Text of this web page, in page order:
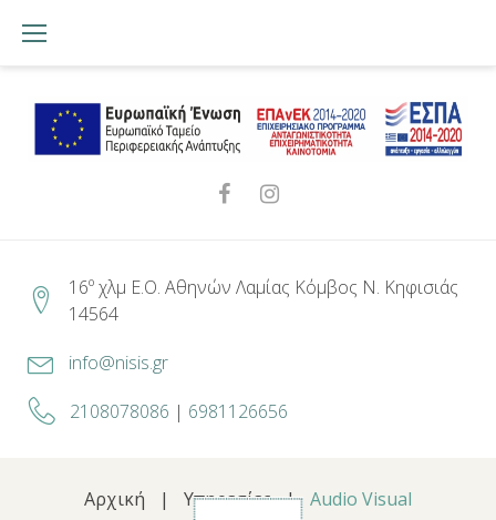
Skip
16º χλμ Ε.Ο. Αθηνών Λαμίας Κόμβος Ν. Κηφισιάς
14564
info@nisis.gr
2108078086 | 6981126656
Αρχική | Υπηρεσίες | Audio Visual